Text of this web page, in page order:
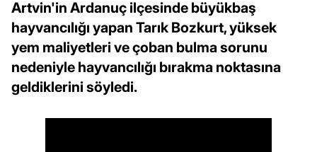
Artvin'in Ardanuç ilçesinde büyükbaş
hayvancılığı yapan Tarık Bozkurt, yüksek
yem maliyetleri ve çoban bulma sorunu
nedeniyle hayvancılığı bırakma noktasına
geldiklerini söyledi.